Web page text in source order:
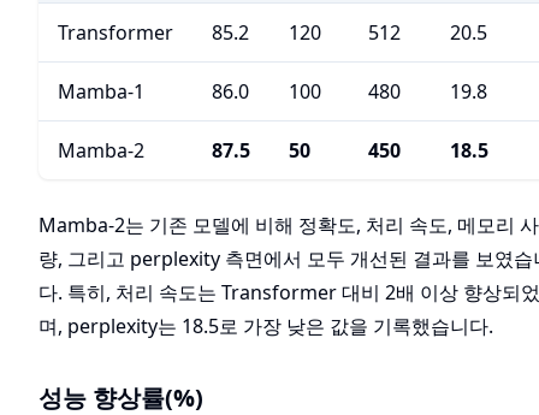
Transformer 85.2 120 512 20.5
Mamba-1 86.0 100 480 19.8
Mamba-2 87.5 50 450 18.5
Mamba-2는 기존 모델에 비해 정확도, 처리 속도, 메모리
량, 그리고 perplexity 측면에서 모두 개선된 결과를 보였습
다. 특히, 처리 속도는 Transformer 대비 2배 이상 향상되
며, perplexity는 18.5로 가장 낮은 값을 기록했습니다.
성능 향상률(%)